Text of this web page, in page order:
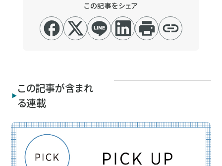
この記事をシェア
この記事が含まれ
る連載